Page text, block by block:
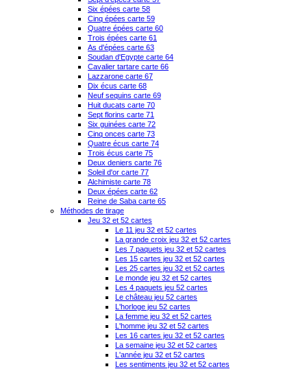
Six épées carte 58
Cinq épées carte 59
Quatre épées carte 60
Trois épées carte 61
As d'épées carte 63
Soudan d'Egypte carte 64
Cavalier tartare carte 66
Lazzarone carte 67
Dix écus carte 68
Neuf sequins carte 69
Huit ducats carte 70
Sept florins carte 71
Six guinées carte 72
Cinq onces carte 73
Quatre écus carte 74
Trois écus carte 75
Deux deniers carte 76
Soleil d'or carte 77
Alchimiste carte 78
Deux épées carte 62
Reine de Saba carte 65
Méthodes de tirage
Jeu 32 et 52 cartes
Le 11 jeu 32 et 52 cartes
La grande croix jeu 32 et 52 cartes
Les 7 paquets jeu 32 et 52 cartes
Les 15 cartes jeu 32 et 52 cartes
Les 25 cartes jeu 32 et 52 cartes
Le monde jeu 32 et 52 cartes
Les 4 paquets jeu 52 cartes
Le château jeu 52 cartes
L'horloge jeu 52 cartes
La femme jeu 32 et 52 cartes
L'homme jeu 32 et 52 cartes
Les 16 cartes jeu 32 et 52 cartes
La semaine jeu 32 et 52 cartes
L'année jeu 32 et 52 cartes
Les sentiments jeu 32 et 52 cartes